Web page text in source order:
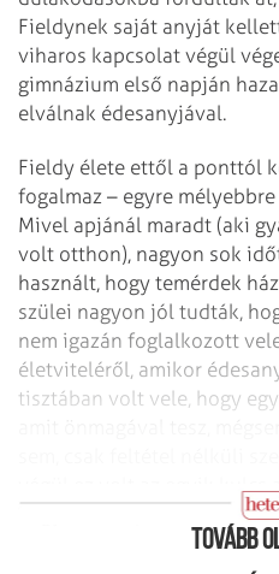
Fieldynek saját anyját
viharos kapcsolat végül
gimnázium első napján
elválnak édesanyjával.
Fieldy élete ettől a ponttól
fogalmaz – egyre
Mivel apjánál maradt (aki
volt otthon), nagyon sok
használt, hogy temérdek
szülei nagyon jól tudták,
nem igazán foglalkozott
életviteléről, amikor
tisztában volt vele, hogy
hagyni az önpusztító életet.
Tovább